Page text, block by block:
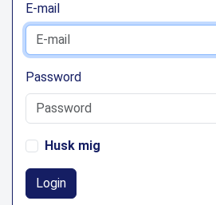
E-mail
Password
Husk mig
Login